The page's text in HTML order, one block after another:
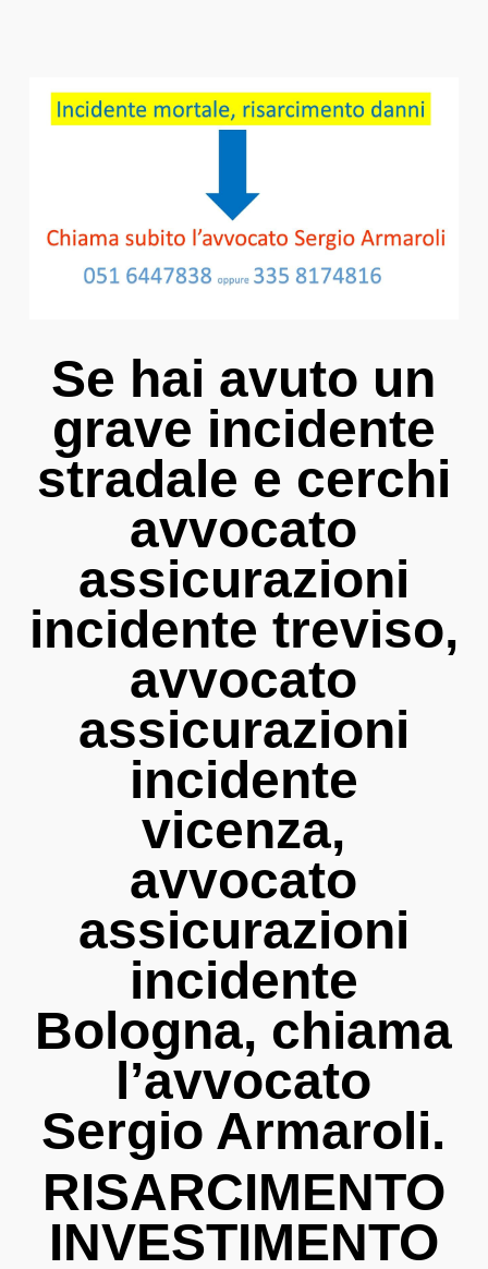
Se hai avuto un
grave incidente
stradale e cerchi
avvocato
assicurazioni
incidente treviso,
avvocato
assicurazioni
incidente
vicenza,
avvocato
assicurazioni
incidente
Bologna, chiama
l’avvocato
Sergio Armaroli.
RISARCIMENTO
INVESTIMENTO